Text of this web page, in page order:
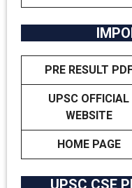
PRE RESULT
UPSC OFFICIAL
WEBSITE
HOME PAGE
UPSC CSE